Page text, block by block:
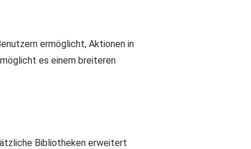
ermöglicht, Aktionen in
es einem breiteren
Bibliotheken erweitert